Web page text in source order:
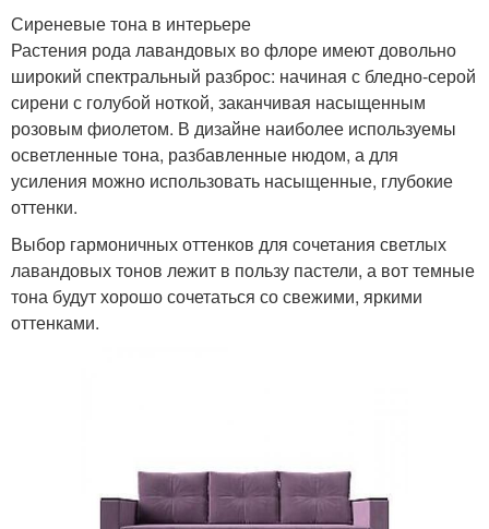
Сиреневые тона в интерьере
Растения рода лавандовых во флоре имеют довольно
широкий спектральный разброс: начиная с бледно-серой
сирени с голубой ноткой, заканчивая насыщенным
розовым фиолетом. В дизайне наиболее используемы
осветленные тона, разбавленные нюдом, а для
усиления можно использовать насыщенные, глубокие
оттенки.
Выбор гармоничных оттенков для сочетания светлых
лавандовых тонов лежит в пользу пастели, а вот темные
тона будут хорошо сочетаться со свежими, яркими
оттенками.